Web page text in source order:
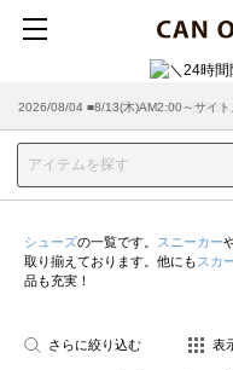
2026/08/04 ■8/13(木)AM2:00～サイト
2026/03/18 ■店舗受け取りサービスの
シューズの一覧です。 スニーカー
取り揃えております。他にも スカ
品も充実！
さらに絞り込む 表